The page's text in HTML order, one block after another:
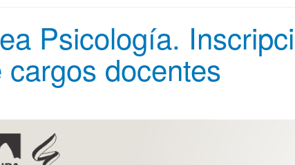
Psicología.
cargos docentes